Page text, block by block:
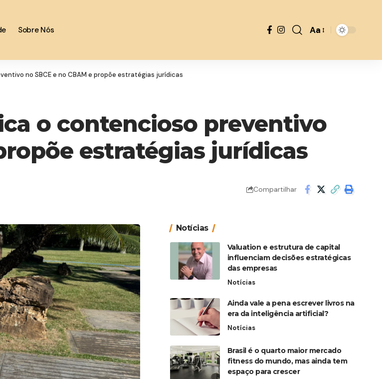
Sobre Nós
Font
Aa
no SBCE e no CBAM e propõe estratégias jurídicas
o contencioso preventivo
estratégias jurídicas
Compartilhar
Notícias
Valuation e estrutura de capital
influenciam decisões estratégicas
das empresas
Notícias
Ainda vale a pena escrever livros na
era da inteligência artificial?
Notícias
Brasil é o quarto maior mercado
fitness do mundo, mas ainda tem
espaço para crescer